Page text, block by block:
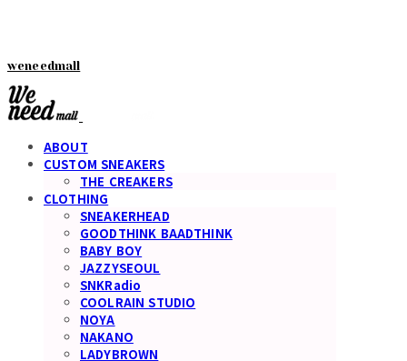
weneedmall
ABOUT
CUSTOM SNEAKERS
THE CREAKERS
CLOTHING
SNEAKERHEAD
GOODTHINK BAADTHINK
BABY BOY
JAZZYSEOUL
SNKRadio
COOLRAIN STUDIO
NOYA
NAKANO
LADYBROWN